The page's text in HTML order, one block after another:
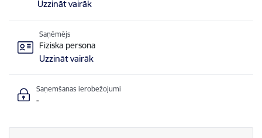
Uzzināt vairāk
Saņēmējs
Fiziska persona
Uzzināt vairāk
Saņemšanas ierobežojumi
-